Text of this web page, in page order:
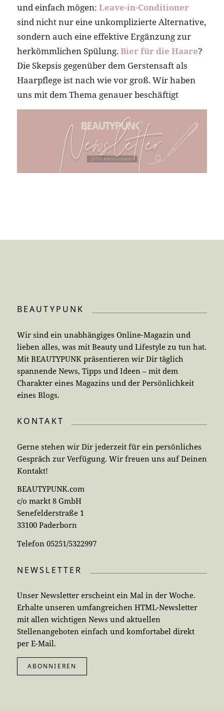
und einfach mögen: Leave-in-Conditioner
sind nicht nur eine unkomplizierte Alternative,
sondern auch eine effektive Ergänzung zur
herkömmlichen Spülung. Bier für die Haare?
Die Skepsis gegenüber dem Gerstensaft als
Haarpflege ist nach wie vor groß. Wir haben
uns mit dem Thema genauer beschäftigt
BEAUTYPUNK
Wir sind ein unabhängiges Online-Magazin und
lieben alles, was mit Beauty und Lifestyle zu tun hat.
Mit BEAUTYPUNK präsentieren wir Dir täglich
spannende News, Tipps und Ideen – mit dem
Charakter eines Magazins und der Persönlichkeit
eines Blogs.
KONTAKT
Gerne stehen wir Dir jederzeit für ein persönliches
Gespräch zur Verfügung. Wir freuen uns auf Deinen
Kontakt!
BEAUTYPUNK.com
c/o markt 8 GmbH
Senefelderstraße 1
33100 Paderborn
Telefon 05251/5322997
NEWSLETTER
Unser Newsletter erscheint ein Mal in der Woche.
Erhalte unseren umfangreichen HTML-Newsletter
mit allen wichtigen News und aktuellen
Stellenangeboten einfach und komfortabel direkt
per E-Mail.
ABONNIEREN